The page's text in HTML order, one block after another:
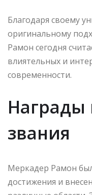
Благодаря своему
оригинальному
Рамон сегодня
влиятельных и
современности.
Награды
звания
Меркадер Рамон
достижения и